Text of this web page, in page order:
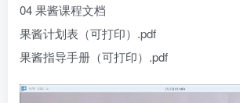
04 果酱课程文档
果酱计划表（可打印）.pdf
果酱指导手册（可打印）.pdf